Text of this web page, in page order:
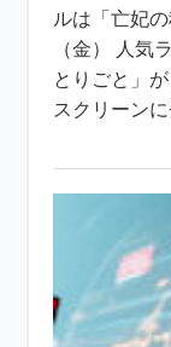
ルは「亡妃
（金） 人気
とりごと」
スクリーン